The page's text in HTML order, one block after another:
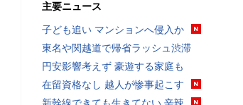
主要ニュース
子ども追い マンションへ侵入か
東名や関越道で帰省ラッシュ渋滞
円安影響考えず 豪遊する家庭も
在留資格なし 越人が惨事起こす